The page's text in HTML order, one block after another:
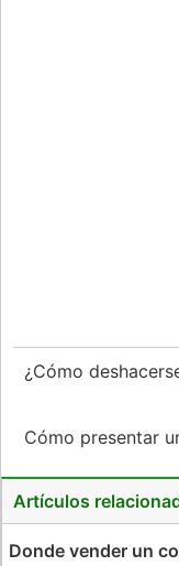
¿Cómo
Cómo presentar
Artículos
Donde vender un